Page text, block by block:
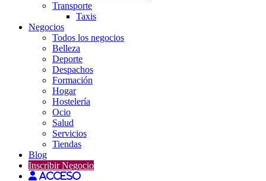
Transporte
Taxis
Negocios
Todos los negocios
Belleza
Deporte
Despachos
Formación
Hogar
Hostelería
Ocio
Salud
Servicios
Tiendas
Blog
Inscribir Negocio
Acceso